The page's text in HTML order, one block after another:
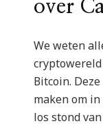
over
We weten
Bitcoin.
maken om
los stond